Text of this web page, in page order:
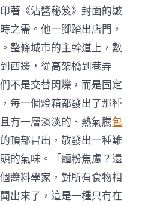
著《沾醬秘笈》封面的皺
之需。他一腳踏出店門，
整條城市的主幹道上，數
西邊，從高架橋到巷弄
不是交替閃爍，而是固定
每一個燈箱都發出了那種
有一層淡淡的、熱氣騰包
頂部冒出，散發出一種難
的氣味。「麵粉焦慮？還
醬料學家，對所有食物相
出來了，這是一種只有在